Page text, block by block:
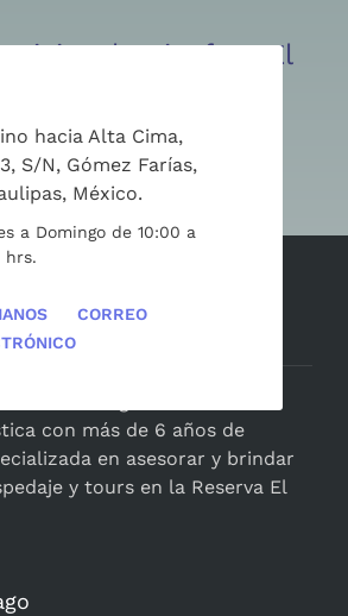
hacia Alta Cima,
S/N, Gómez Farías,
México.
a Domingo de 10:00 a
hrs.
CORREO
visitar la Biosfera El
Cotizar
con más de 6 años de
en asesorar y brindar
y tours en la Reserva El